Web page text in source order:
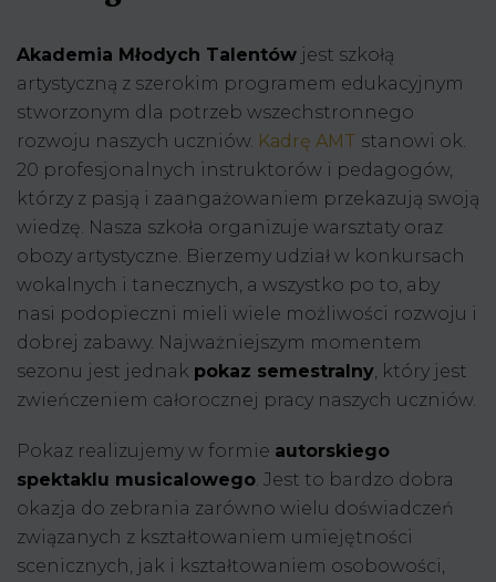
Akademia Młodych Talentów jest szkołą
artystyczną z szerokim programem edukacyjnym
stworzonym dla potrzeb wszechstronnego
rozwoju naszych uczniów. Kadrę AMT stanowi ok.
20 profesjonalnych instruktorów i pedagogów,
którzy z pasją i zaangażowaniem przekazują swoją
wiedzę. Nasza szkoła organizuje warsztaty oraz
obozy artystyczne. Bierzemy udział w konkursach
wokalnych i tanecznych, a wszystko po to, aby
nasi podopieczni mieli wiele możliwości rozwoju i
dobrej zabawy. Najważniejszym momentem
sezonu jest jednak pokaz semestralny , który jest
zwieńczeniem całorocznej pracy naszych uczniów.
Pokaz realizujemy w formie autorskiego
spektaklu musicalowego . Jest to bardzo dobra
okazja do zebrania zarówno wielu doświadczeń
związanych z kształtowaniem umiejętności
scenicznych, jak i kształtowaniem osobowości,